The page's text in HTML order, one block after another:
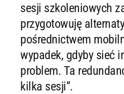
sesji szkoleniowych
przygotowuję
pośrednictwem
wypadek, gdyby sieć
problem. Ta
kilka sesji”.